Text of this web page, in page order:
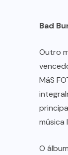
Bad
Outro
MáS
música
O